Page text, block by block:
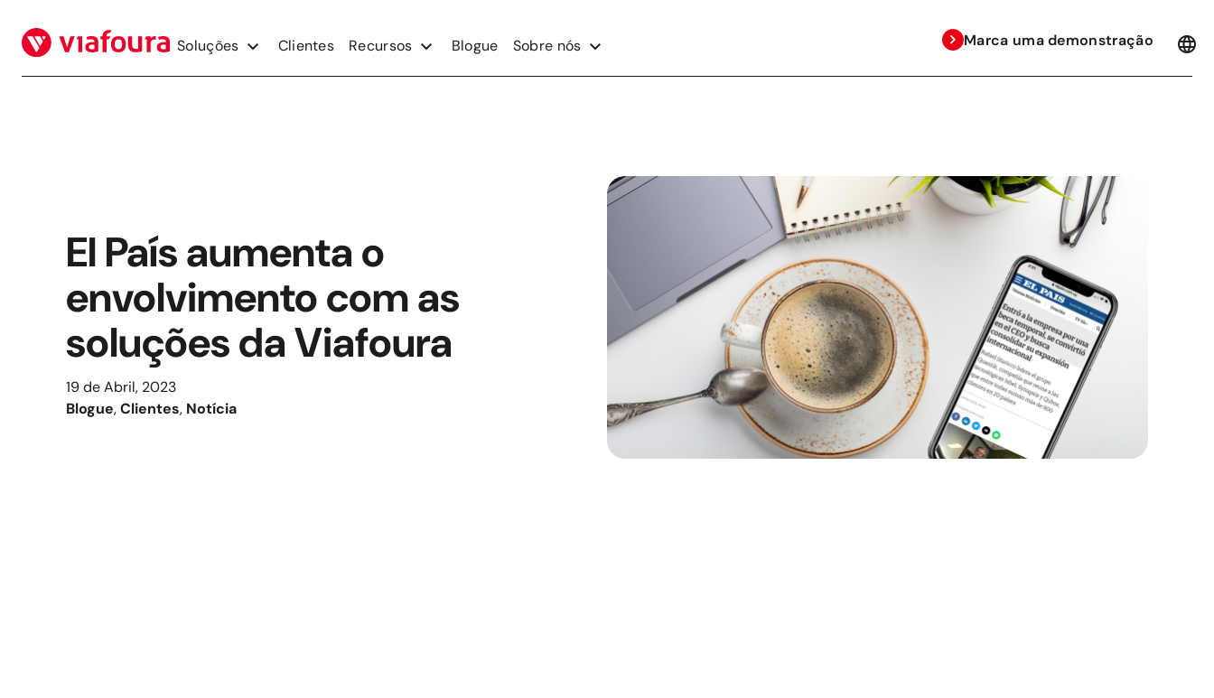
para
conteúdo
Soluções Clientes Recursos Blogue Sobre nós Marca uma demonstração
El País aumenta o
envolvimento com as
soluções da Viafoura
19 de Abril, 2023
Blogue, Clientes, Notícia